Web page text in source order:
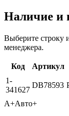
Наличие и
Выберите строку
менеджера.
Код Артикул
1-
341627
DB78593
А+Авто+